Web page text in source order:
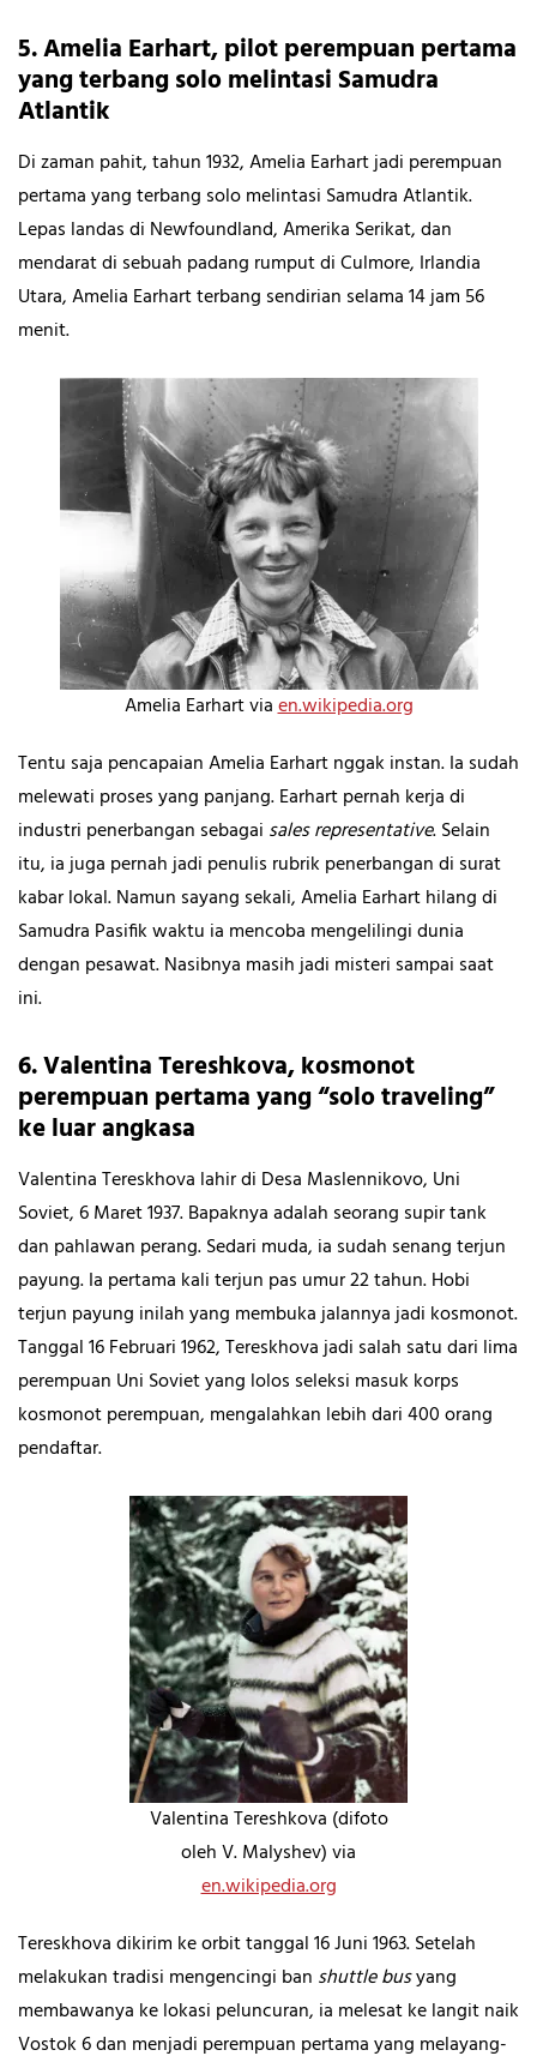
5. Amelia Earhart, pilot perempuan pertama
yang terbang solo melintasi Samudra
Atlantik
Di zaman pahit, tahun 1932, Amelia Earhart jadi perempuan
pertama yang terbang solo melintasi Samudra Atlantik.
Lepas landas di Newfoundland, Amerika Serikat, dan
mendarat di sebuah padang rumput di Culmore, Irlandia
Utara, Amelia Earhart terbang sendirian selama 14 jam 56
menit.
Amelia Earhart viaen.wikipedia.org
Tentu saja pencapaian Amelia Earhart nggak instan. Ia sudah
melewati proses yang panjang. Earhart pernah kerja di
industri penerbangan sebagai sales representative. Selain
itu, ia juga pernah jadi penulis rubrik penerbangan di surat
kabar lokal. Namun sayang sekali, Amelia Earhart hilang di
Samudra Pasifik waktu ia mencoba mengelilingi dunia
dengan pesawat. Nasibnya masih jadi misteri sampai saat
ini.
6. Valentina Tereshkova, kosmonot
perempuan pertama yang “solo traveling”
ke luar angkasa
Valentina Tereskhova lahir di Desa Maslennikovo, Uni
Soviet, 6 Maret 1937. Bapaknya adalah seorang supir tank
dan pahlawan perang. Sedari muda, ia sudah senang terjun
payung. Ia pertama kali terjun pas umur 22 tahun. Hobi
terjun payung inilah yang membuka jalannya jadi kosmonot.
Tanggal 16 Februari 1962, Tereskhova jadi salah satu dari lima
perempuan Uni Soviet yang lolos seleksi masuk korps
kosmonot perempuan, mengalahkan lebih dari 400 orang
pendaftar.
Valentina Tereshkova (difoto
oleh V. Malyshev) via
en.wikipedia.org
Tereskhova dikirim ke orbit tanggal 16 Juni 1963. Setelah
melakukan tradisi mengencingi ban shuttle busyang
membawanya ke lokasi peluncuran, ia melesat ke langit naik
Vostok 6 dan menjadi perempuan pertama yang melayang-